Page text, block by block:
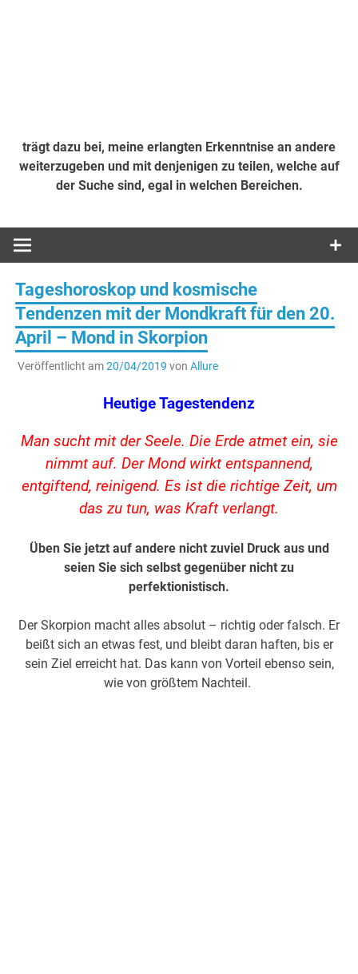
trägt dazu bei, meine erlangten Erkenntnise an andere
weiterzugeben und mit denjenigen zu teilen, welche auf
der Suche sind, egal in welchen Bereichen.
Tageshoroskop und kosmische
Tendenzen mit der Mondkraft für den 20.
April – Mond in Skorpion
Veröffentlicht am20/04/2019 von Allure
Heutige Tagestendenz
Man sucht mit der Seele. Die Erde atmet ein, sie
nimmt auf. Der Mond wirkt entspannend,
entgiftend, reinigend. Es ist die richtige Zeit, um
das zu tun, was Kraft verlangt.
Üben Sie jetzt auf andere nicht zuviel Druck aus und
seien Sie sich selbst gegenüber nicht zu
perfektionistisch.
Der Skorpion macht alles absolut – richtig oder falsch. Er
beißt sich an etwas fest, und bleibt daran haften, bis er
sein Ziel erreicht hat. Das kann von Vorteil ebenso sein,
wie von größtem Nachteil.